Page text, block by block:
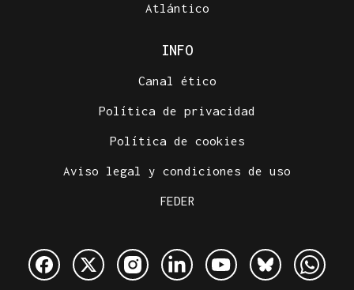
Atlántico
INFO
Canal ético
Política de privacidad
Política de cookies
Aviso legal y condiciones de uso
FEDER